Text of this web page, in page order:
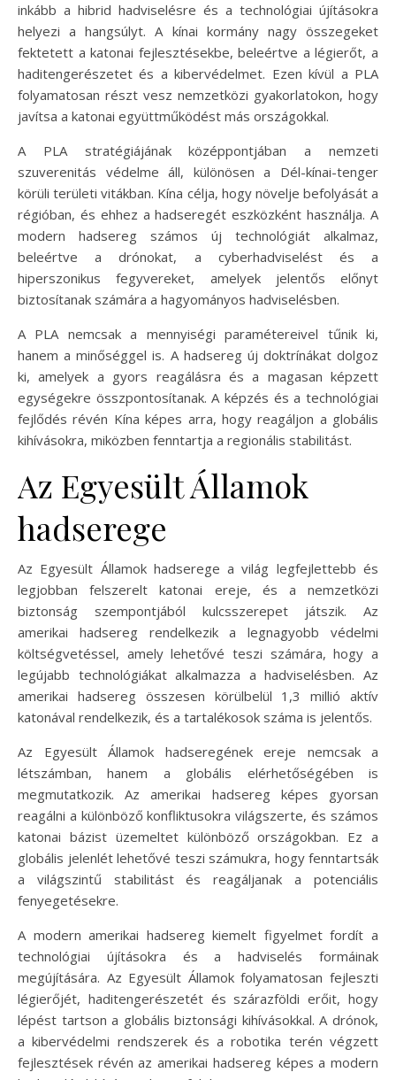
inkább a hibrid hadviselésre és a technológiai újításokra
helyezi a hangsúlyt. A kínai kormány nagy összegeket
fektetett a katonai fejlesztésekbe, beleértve a légierőt, a
haditengerészetet és a kibervédelmet. Ezen kívül a PLA
folyamatosan részt vesz nemzetközi gyakorlatokon, hogy
javítsa a katonai együttműködést más országokkal.
A PLA stratégiájának középpontjában a nemzeti
szuverenitás védelme áll, különösen a Dél-kínai-tenger
körüli területi vitákban. Kína célja, hogy növelje befolyását a
régióban, és ehhez a hadseregét eszközként használja. A
modern hadsereg számos új technológiát alkalmaz,
beleértve a drónokat, a cyberhadviselést és a
hiperszonikus fegyvereket, amelyek jelentős előnyt
biztosítanak számára a hagyományos hadviselésben.
A PLA nemcsak a mennyiségi paramétereivel tűnik ki,
hanem a minőséggel is. A hadsereg új doktrínákat dolgoz
ki, amelyek a gyors reagálásra és a magasan képzett
egységekre összpontosítanak. A képzés és a technológiai
fejlődés révén Kína képes arra, hogy reagáljon a globális
kihívásokra, miközben fenntartja a regionális stabilitást.
Az Egyesült Államok
hadserege
Az Egyesült Államok hadserege a világ legfejlettebb és
legjobban felszerelt katonai ereje, és a nemzetközi
biztonság szempontjából kulcsszerepet játszik. Az
amerikai hadsereg rendelkezik a legnagyobb védelmi
költségvetéssel, amely lehetővé teszi számára, hogy a
legújabb technológiákat alkalmazza a hadviselésben. Az
amerikai hadsereg összesen körülbelül 1,3 millió aktív
katonával rendelkezik, és a tartalékosok száma is jelentős.
Az Egyesült Államok hadseregének ereje nemcsak a
létszámban, hanem a globális elérhetőségében is
megmutatkozik. Az amerikai hadsereg képes gyorsan
reagálni a különböző konfliktusokra világszerte, és számos
katonai bázist üzemeltet különböző országokban. Ez a
globális jelenlét lehetővé teszi számukra, hogy fenntartsák
a világszintű stabilitást és reagáljanak a potenciális
fenyegetésekre.
A modern amerikai hadsereg kiemelt figyelmet fordít a
technológiai újításokra és a hadviselés formáinak
megújítására. Az Egyesült Államok folyamatosan fejleszti
légierőjét, haditengerészetét és szárazföldi erőit, hogy
lépést tartson a globális biztonsági kihívásokkal. A drónok,
a kibervédelmi rendszerek és a robotika terén végzett
fejlesztések révén az amerikai hadsereg képes a modern